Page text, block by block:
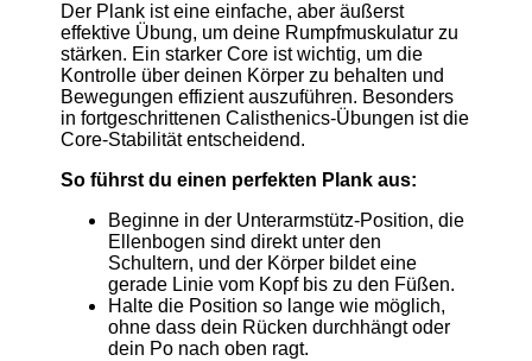
Der Plank ist eine einfache, aber äußerst
effektive Übung, um deine Rumpfmuskulatur zu
stärken. Ein starker Core ist wichtig, um die
Kontrolle über deinen Körper zu behalten und
Bewegungen effizient auszuführen. Besonders
in fortgeschrittenen Calisthenics-Übungen ist die
Core-Stabilität entscheidend.
So führst du einen perfekten Plank aus:
Beginne in der Unterarmstütz-Position, die
Ellenbogen sind direkt unter den
Schultern, und der Körper bildet eine
gerade Linie vom Kopf bis zu den Füßen.
Halte die Position so lange wie möglich,
ohne dass dein Rücken durchhängt oder
dein Po nach oben ragt.